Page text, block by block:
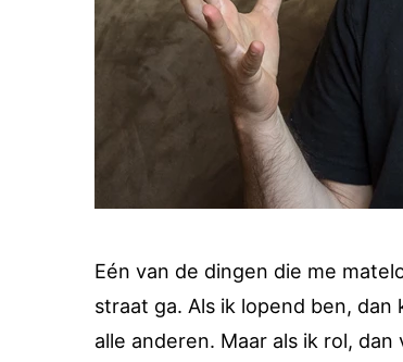
Eén van de dingen die me
straat ga. Als ik lopend ben,
alle anderen. Maar als ik rol,